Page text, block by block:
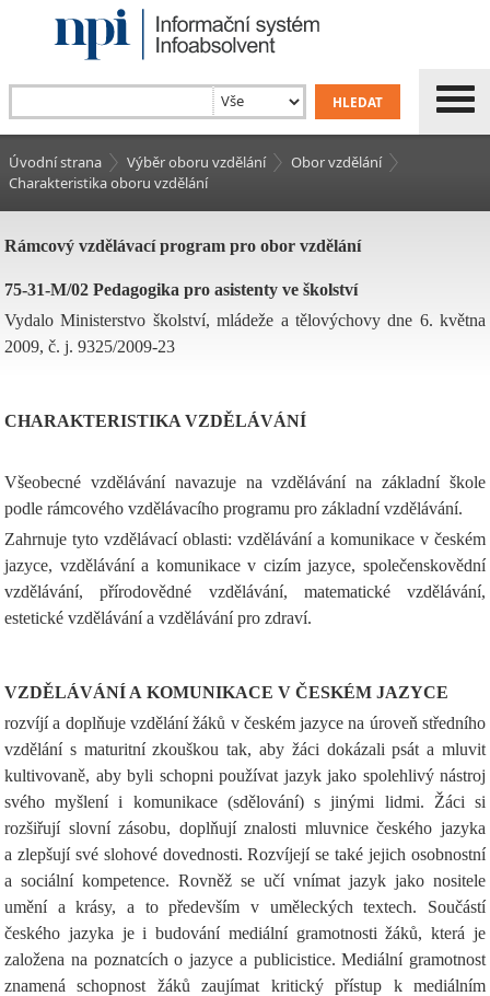
Úvodní strana Výběr oboru vzdělání
Obor vzdělání
Charakteristika oboru vzdělání
Rámcový vzdělávací program pro obor vzdělání
75-31-M/02 Pedagogika pro asistenty ve školství
Vydalo Ministerstvo školství, mládeže a tělovýchovy dne 6. května
2009, č. j. 9325/2009-23
CHARAKTERISTIKA VZDĚLÁVÁNÍ
Všeobecné vzdělávání navazuje na vzdělávání na základní škole
podle rámcového vzdělávacího programu pro základní vzdělávání.
Zahrnuje tyto vzdělávací oblasti: vzdělávání a komunikace v českém
jazyce, vzdělávání a komunikace v cizím jazyce, společenskovědní
vzdělávání, přírodovědné vzdělávání, matematické vzdělávání,
estetické vzdělávání a vzdělávání pro zdraví.
VZDĚLÁVÁNÍ A KOMUNIKACE V ČESKÉM JAZYCE
rozvíjí a doplňuje vzdělání žáků v českém jazyce na úroveň středního
vzdělání s maturitní zkouškou tak, aby žáci dokázali psát a mluvit
kultivovaně, aby byli schopni používat jazyk jako spolehlivý nástroj
svého myšlení i komunikace (sdělování) s jinými lidmi. Žáci si
rozšiřují slovní zásobu, doplňují znalosti mluvnice českého jazyka
a zlepšují své slohové dovednosti. Rozvíjejí se také jejich osobnostní
a sociální kompetence. Rovněž se učí vnímat jazyk jako nositele
umění a krásy, a to především v uměleckých textech. Součástí
českého jazyka je i budování mediální gramotnosti žáků, která je
založena na poznatcích o jazyce a publicistice. Mediální gramotnost
znamená schopnost žáků zaujímat kritický přístup k mediálním